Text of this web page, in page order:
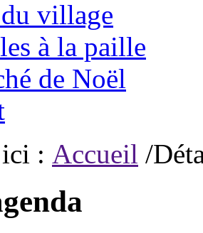
village
à la paille
de Noël
: Accueil /